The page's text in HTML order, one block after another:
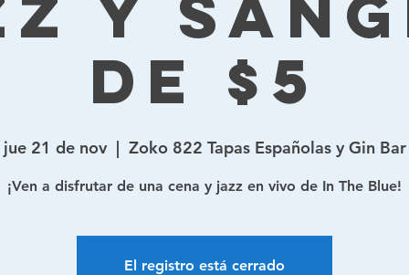
de $5
jue 21 de nov
  |
Zoko 822 Tapas Españolas y Gin Bar
¡Ven a disfrutar de una cena y jazz en vivo de In The Blue!
El registro está cerrado